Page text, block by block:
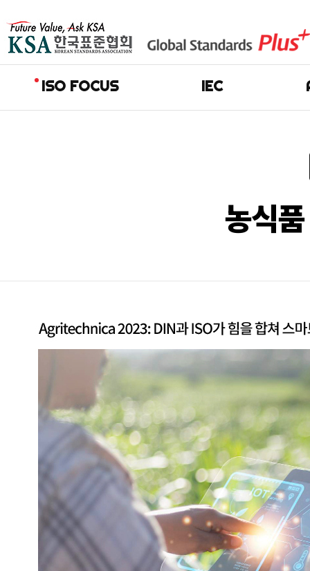
ISO FOCUS IEC
농식